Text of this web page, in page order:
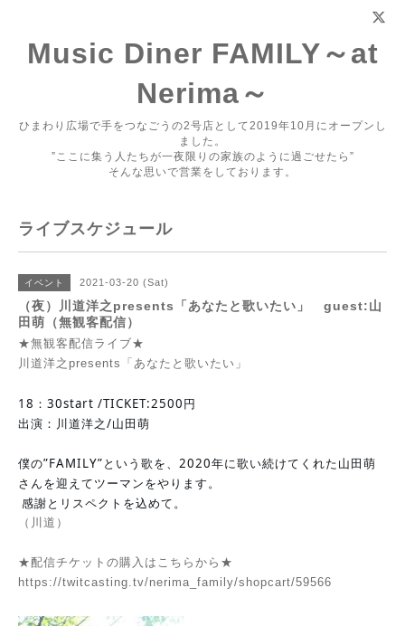
Music Diner FAMILY～at
Nerima～
ひまわり広場で手をつなごうの2号店として2019年10月にオープンし
ました。
”ここに集う人たちが一夜限りの家族のように過ごせたら”
そんな思いで営業をしております。
ライブスケジュール
イベント 2021-03-20 (Sat)
（夜）川道洋之presents「あなたと歌いたい」 guest:山
田萌（無観客配信）
★無観客配信ライブ★
川道洋之presents「あなたと歌いたい」
18：30start /TICKET:2500円
出演：川道洋之/山田萌
僕の”FAMILY”という歌を、2020年に歌い続けてくれた山田萌
さんを迎えてツーマンをやります。
感謝とリスペクトを込めて。
（川道）
★配信チケットの購入はこちらから★
https://twitcasting.tv/nerima_family/shopcart/59566